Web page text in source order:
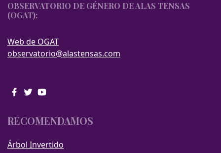
OBSERVATORIO DE GÉNERO DE ALAS TENSAS
(OGAT):
Web de OGAT
observatorio@alastensas.com
RECOMENDAMOS
Árbol Invertido